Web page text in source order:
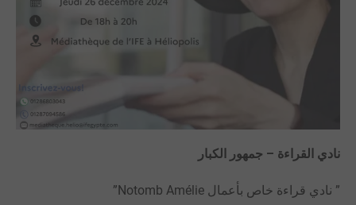
نادي القراءة – جمهور الكبار
” نادي قراءة خاص بأعمال Notomb Amélie”